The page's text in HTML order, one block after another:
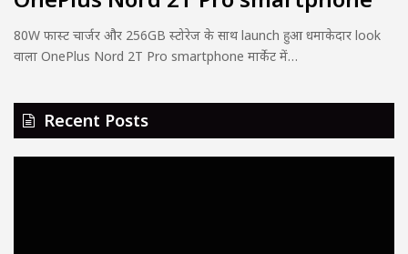
80W फास्ट चार्जर और 256GB स्टोरेज के साथ launch हुआ धमाकेदार look
वाला OnePlus Nord 2T Pro smartphone मार्केट में…
Recent Posts